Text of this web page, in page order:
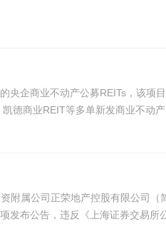
企商业不动产公募REITs，该项
德商业REIT等多单新发商业不动
附属公司正荣地产控股有限公司
布公告，违反《上海证券交易所